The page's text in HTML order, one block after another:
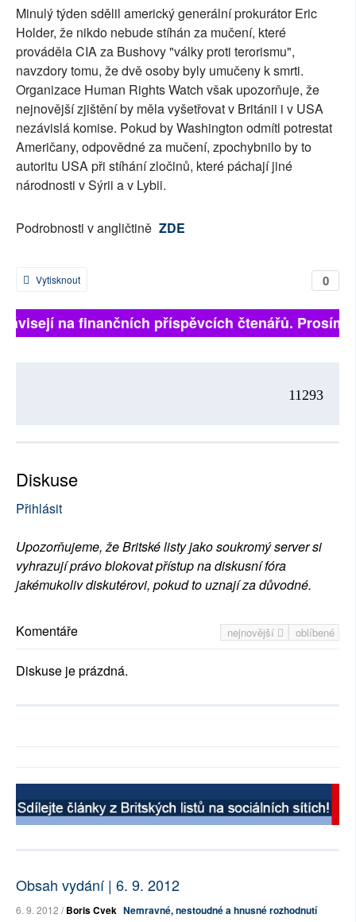
Minulý týden sdělil americký generální prokurátor Eric
Holder, že nikdo nebude stíhán za mučení, které
prováděla CIA za Bushovy "války proti terorismu",
navzdory tomu, že dvě osoby byly umučeny k smrti.
Organizace Human Rights Watch však upozorňuje, že
nejnovější zjištění by měla vyšetřovat v Británii i v USA
nezávislá komise. Pokud by Washington odmítl potrestat
Američany, odpovědné za mučení, zpochybnilo by to
autoritu USA při stíhání zločinů, které páchají jiné
národnosti v Sýrii a v Lybii.
Podrobnosti v angličtině ZDE
0
Vytisknout
na finančních příspěvcích čtenářů.
11293
Diskuse
Přihlásit
Upozorňujeme, že Britské listy jako soukromý server si
vyhrazují právo blokovat přístup na diskusní fóra
jakémukoliv diskutérovi, pokud to uznají za důvodné.
nejnovější oblíbené
Komentáře
Diskuse je prázdná.
Obsah vydání | 6. 9. 2012
6. 9. 2012 /Boris Cvek Nemravné, nestoudné a hnusné rozhodnutí